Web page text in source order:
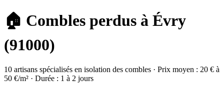
🏠 Combles perdus à Évry
(91000)
10 artisans spécialisés en isolation des combles · Prix moyen : 20 € à
50 €/m² · Durée : 1 à 2 jours